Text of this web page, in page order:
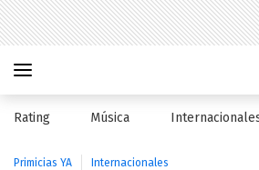
Rating Música
Primicias YA Internacionales